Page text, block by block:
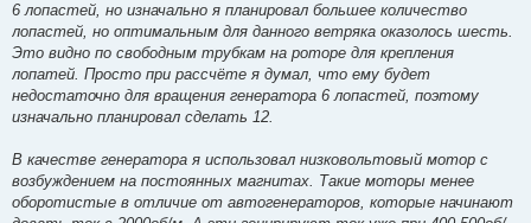
6 лопастей, но изначально я планировал большее количество
лопастей, но оптимальным для данного ветряка оказолось шесть.
Это видно по свободным трубкам на роторе для крепления
лопатей. Просто при рассчёте я думал, что ему будет
недостаточно для вращения генератора 6 лопастей, поэтому
изначально планировал сделать 12.
В качестве генератора я использовал низковольтовый мотор с
возбуждением на постоянных магнитах. Такие моторы менее
оборотистые в отличие от автогенераторов, которые начинают